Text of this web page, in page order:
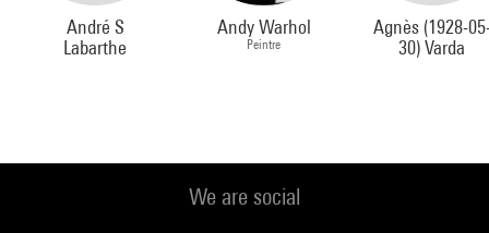
André S
Labarthe
Andy Warhol
Peintre
Agnès (1928-
30) Varda
We are social